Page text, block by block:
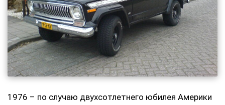
1976 – по случаю двухсотлетнего юбилея Америки